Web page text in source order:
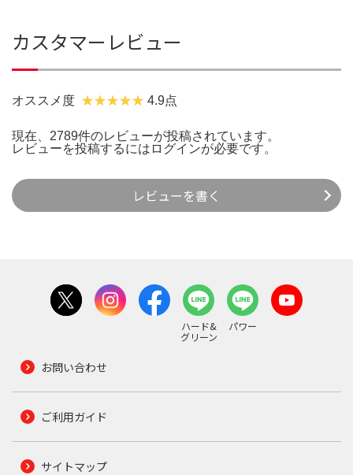
カスタマーレビュー
オススメ度 4.9点
現在、2789件のレビューが投稿されています。
レビューを投稿するには ログインが必要です。
レビューを書く
ハード&
グリーン
パワー
お問い合わせ
ご利用ガイド
サイトマップ